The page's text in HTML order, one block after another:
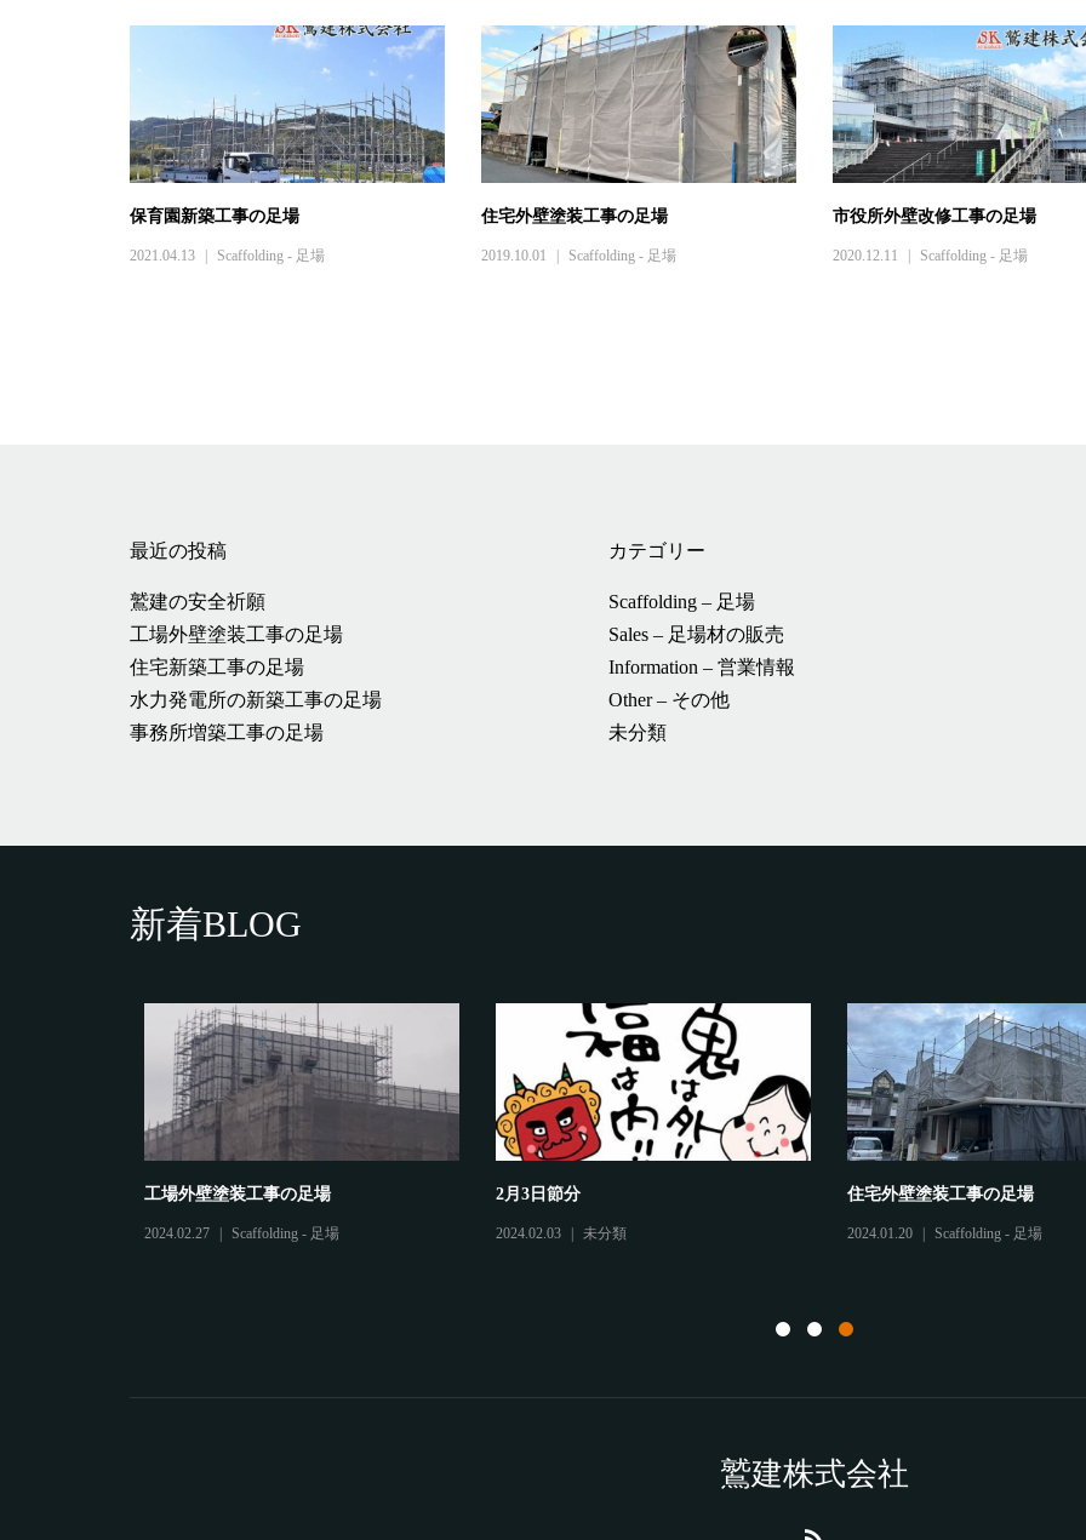
保育園新築工事の足場
2021.04.13 Scaffolding - 足場
住宅外壁塗装工事の足場
2019.10.01 Scaffolding - 足場
市役所外壁改修工事の足場
2020.12.11 Scaffolding - 足場
最近の投稿
鷲建の安全祈願
工場外壁塗装工事の足場
住宅新築工事の足場
水力発電所の新築工事の足場
事務所増築工事の足場
カテゴリー
Scaffolding – 足場
Sales – 足場材の販売
Information – 営業情報
Other – その他
未分類
新着BLOG
工場外壁塗装工事の足場
2024.02.27 Scaffolding - 足場
2月3日節分
2024.02.03 未分類
住宅外壁塗装工事の足場
2024.01.20 Scaffolding - 足場
鷲建株式会社